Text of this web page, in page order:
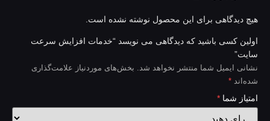
دیدگاهی برای این محصول نوشته نشده است.
کسی باشید که دیدگاهی می نویسد “خدمات افزایش سرعت
ایمیل شما منتشر نخواهد شد. بخش‌های موردنیاز علامت‌گذاری
*
شما*